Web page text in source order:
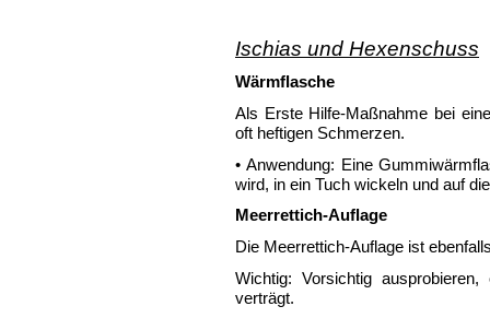
Ischias und Hexenschuss
Wärmflasche
Als Erste Hilfe-Maßnahme bei
oft heftigen Schmerzen.
• Anwendung: Eine
wird, in ein Tuch wickeln und auf
Meerrettich-Auflage
Die Meerrettich-Auflage ist
Wichtig: Vorsichtig
verträgt.